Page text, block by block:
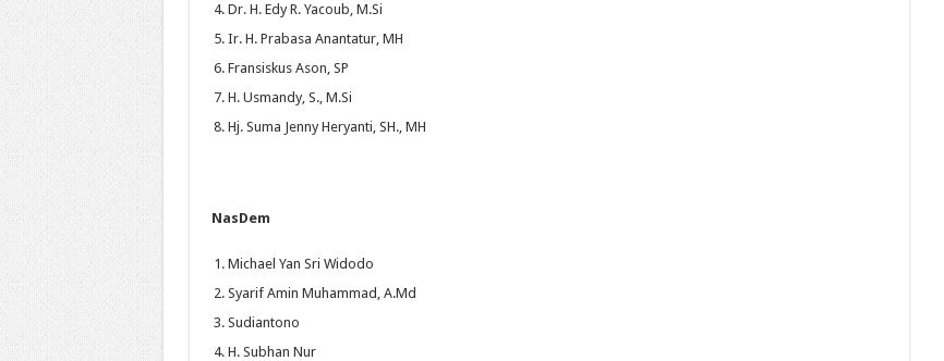
Dr. H. Edy R. Yacoub, M.Si
Ir. H. Prabasa Anantatur, MH
Fransiskus Ason, SP
H. Usmandy, S., M.Si
Hj. Suma Jenny Heryanti, SH., MH
NasDem
Michael Yan Sri Widodo
Syarif Amin Muhammad, A.Md
Sudiantono
H. Subhan Nur